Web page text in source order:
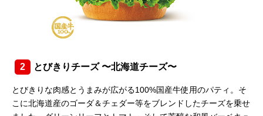
2 とびきりチーズ 〜北海道チーズ〜
とびきりな肉感とうまみが広がる100%国産牛使用のパティ。そ
こに北海道産のゴーダ＆チェダー等をブレンドしたチーズを乗せ